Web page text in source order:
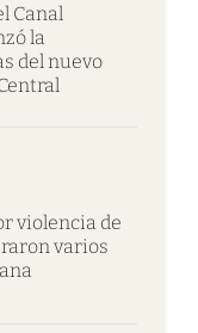
Canal
la
del nuevo
violencia de
varios